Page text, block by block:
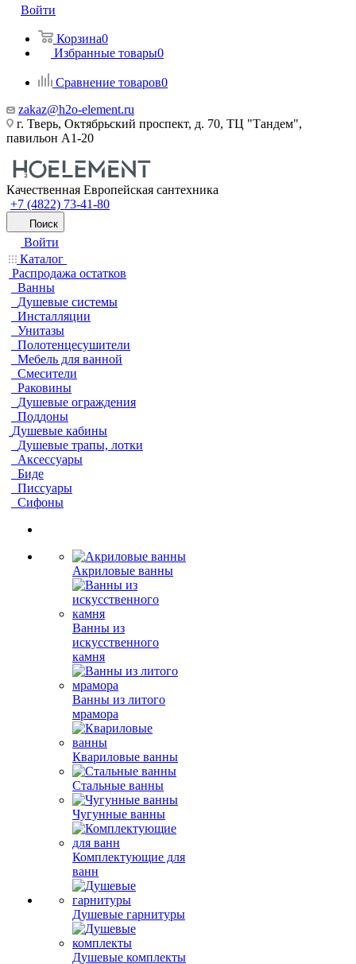
Войти
Корзина0
Избранные товары0
Сравнение товаров0
zakaz@h2o-element.ru
г. Тверь, Октябрьский проспект, д. 70, ТЦ "Тандем",
павильон А1-20
Качественная Европейская сантехника
+7 (4822) 73-41-80
Поиск
Войти
Каталог
Распродажа остатков
Ванны
Душевые системы
Инсталляции
Унитазы
Полотенцесушители
Мебель для ванной
Смесители
Раковины
Душевые ограждения
Поддоны
Душевые кабины
Душевые трапы, лотки
Аксессуары
Биде
Писсуары
Сифоны
Акриловые ванны
Ванны из
искусственного
камня
Ванны из литого
мрамора
Квариловые ванны
Стальные ванны
Чугунные ванны
Комплектующие для
ванн
Душевые гарнитуры
Душевые комплекты